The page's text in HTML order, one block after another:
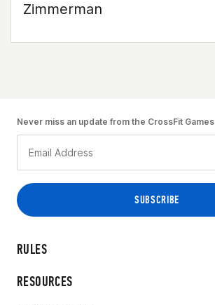
Zimmerman
RULES
RESOURCES
Never miss an update from the CrossFit Games